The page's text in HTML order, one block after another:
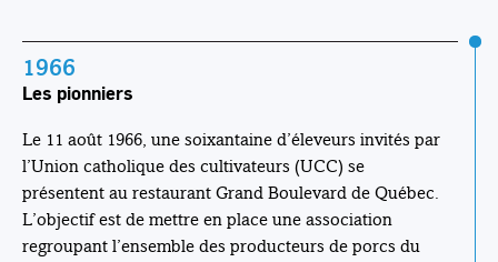
1966
Les pionniers
Le 11 août 1966, une soixantaine d’éleveurs invités par
l’Union catholique des cultivateurs (UCC) se
présentent au restaurant Grand Boulevard de Québec.
L’objectif est de mettre en place une association
regroupant l’ensemble des producteurs de porcs du